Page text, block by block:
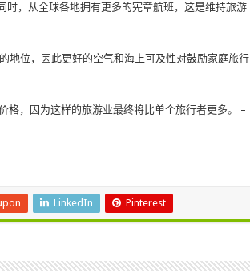
时，从全球各地拥有更多的宪章航班，这是维持旅游
地位，因此更好的空气和海上可及性对鼓励家庭旅行
格，因为这样的旅游业最终将比单个旅行者更多。 –
LinkedIn Pinterest